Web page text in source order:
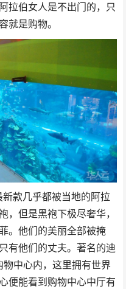
拉伯女人是不出门的，只
就是购物。
款几乎都被当地的阿拉
，但是黑袍下极尽奢华，
。他们的美丽全部被掩
有他们的丈夫。著名的迪
中心内，这里拥有世界
便能看到购物中心中厅有